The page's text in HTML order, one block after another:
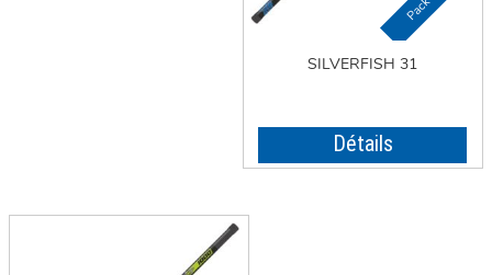
SILVERFISH 31
Détails